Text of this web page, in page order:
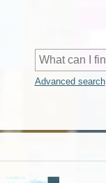
Advanced search